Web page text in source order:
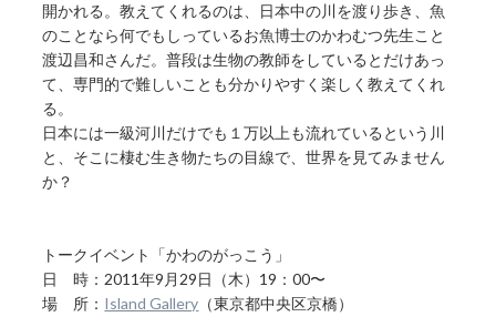
開かれる。教えてくれるのは、日本中の川を渡り歩き、魚
のことなら何でもしっているお魚博士のかわむつ先生こと
渡辺昌和さんだ。普段は生物の教師をしているとだけあっ
て、専門的で難しいことも分かりやすく楽しく教えてくれ
る。
日本には一級河川だけでも１万以上も流れているという川
と、そこに棲む生き物たちの目線で、世界を見てみません
か？
トークイベント「かわのがっこう」
日 時：2011年9月29日（木）19：00〜
場 所： Island Gallery （東京都中央区京橋）